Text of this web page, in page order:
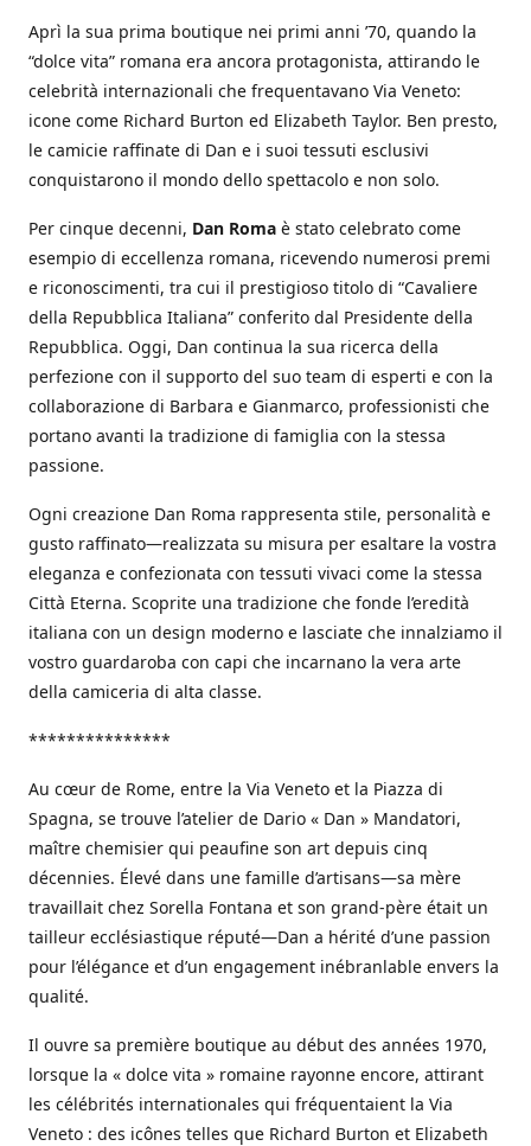
Aprì la sua prima boutique nei primi anni ’70, quando la
“dolce vita” romana era ancora protagonista, attirando le
celebrità internazionali che frequentavano Via Veneto:
icone come Richard Burton ed Elizabeth Taylor. Ben presto,
le camicie raffinate di Dan e i suoi tessuti esclusivi
conquistarono il mondo dello spettacolo e non solo.
Per cinque decenni, Dan Roma è stato celebrato come
esempio di eccellenza romana, ricevendo numerosi premi
e riconoscimenti, tra cui il prestigioso titolo di “Cavaliere
della Repubblica Italiana” conferito dal Presidente della
Repubblica. Oggi, Dan continua la sua ricerca della
perfezione con il supporto del suo team di esperti e con la
collaborazione di Barbara e Gianmarco, professionisti che
portano avanti la tradizione di famiglia con la stessa
passione.
Ogni creazione Dan Roma rappresenta stile, personalità e
gusto raffinato—realizzata su misura per esaltare la vostra
eleganza e confezionata con tessuti vivaci come la stessa
Città Eterna. Scoprite una tradizione che fonde l’eredità
italiana con un design moderno e lasciate che innalziamo il
vostro guardaroba con capi che incarnano la vera arte
della camiceria di alta classe.
***************
Au cœur de Rome, entre la Via Veneto et la Piazza di
Spagna, se trouve l’atelier de Dario « Dan » Mandatori,
maître chemisier qui peaufine son art depuis cinq
décennies. Élevé dans une famille d’artisans—sa mère
travaillait chez Sorella Fontana et son grand-père était un
tailleur ecclésiastique réputé—Dan a hérité d’une passion
pour l’élégance et d’un engagement inébranlable envers la
qualité.
Il ouvre sa première boutique au début des années 1970,
lorsque la « dolce vita » romaine rayonne encore, attirant
les célébrités internationales qui fréquentaient la Via
Veneto : des icônes telles que Richard Burton et Elizabeth